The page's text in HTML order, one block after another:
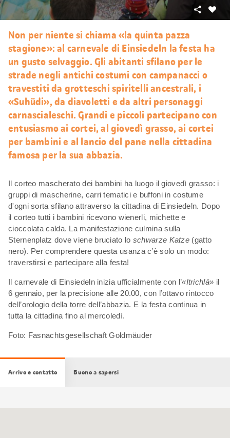
Condividi
Non per niente si chiama «la quinta pazza
stagione»: al carnevale di Einsiedeln la festa ha
un gusto selvaggio. Gli abitanti sfilano per le
strade negli antichi costumi con campanacci o
travestiti da grotteschi spiritelli ancestrali, i
«Suhüdi», da diavoletti e da altri personaggi
carnascialeschi. Grandi e piccoli partecipano con
entusiasmo ai cortei, al giovedì grasso, ai cortei
per bambini e al lancio del pane nella cittadina
famosa per la sua abbazia.
Il corteo mascherato dei bambini ha luogo il giovedì grasso: i
gruppi di mascherine, carri tematici e buffoni in costume
d'ogni sorta sfilano attraverso la cittadina di Einsiedeln. Dopo
il corteo tutti i bambini ricevono wienerli, michette e
cioccolata calda. La manifestazione culmina sulla
Sternenplatz dove viene bruciato lo schwarze Katze (gatto
nero). Per comprendere questa usanza c’è solo un modo:
traverstirsi e partecipare alla festa!
Il carnevale di Einsiedeln inizia ufficialmente con l’«Itrichlä» il
6 gennaio, per la precisione alle 20.00, con l’ottavo rintocco
dell’orologio della torre dell’abbazia. E la festa continua in
tutta la cittadina fino al mercoledì.
Foto: Fasnachtsgesellschaft Goldmäuder
Arrivo e contatto Buono a sapersi